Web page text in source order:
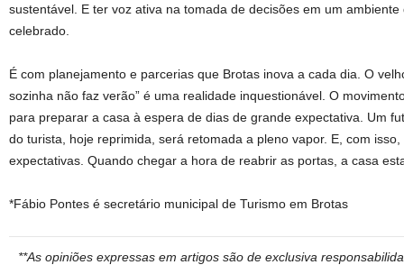
sustentável. E ter voz ativa na tomada de decisões em um
celebrado.
É com planejamento e parcerias que Brotas inova a cada dia. O
sozinha não faz verão” é uma realidade inquestionável. O
para preparar a casa à espera de dias de grande expectativa. Um
do turista, hoje reprimida, será retomada a pleno vapor. E, com
expectativas. Quando chegar a hora de reabrir as portas, a casa
*Fábio Pontes é secretário municipal de Turismo em Brotas
**As opiniões expressas em artigos são de exclusiva